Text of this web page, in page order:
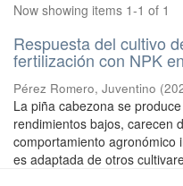
Now showing items 1-1 of 1
Respuesta del cultivo
fertilización con NPK
Pérez Romero, Juventino (
La piña cabezona se
rendimientos bajos, carecen
comportamiento agronómico
es adaptada de otros